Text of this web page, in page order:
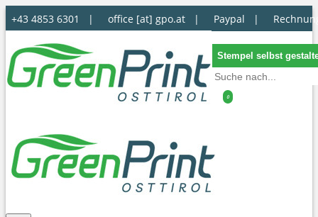
+43 4853 6301 | office [at] gpo.at | Paypal |
Stempel selbst
0